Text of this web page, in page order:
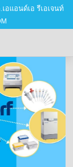
เอแอนด์เอ รีเอเจนท์